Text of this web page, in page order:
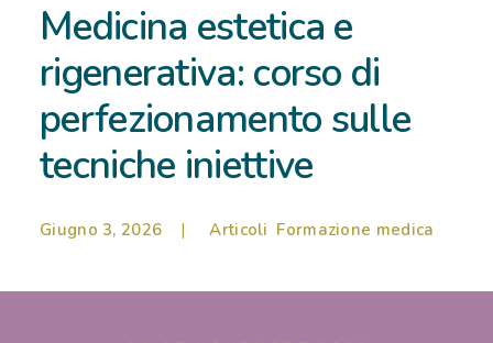
NEWS
FORMAZIONE
Medicina estetica e
rigenerativa: corso di
perfezionamento sulle
tecniche iniettive
Giugno 3, 2026 | Articoli Formazione medica